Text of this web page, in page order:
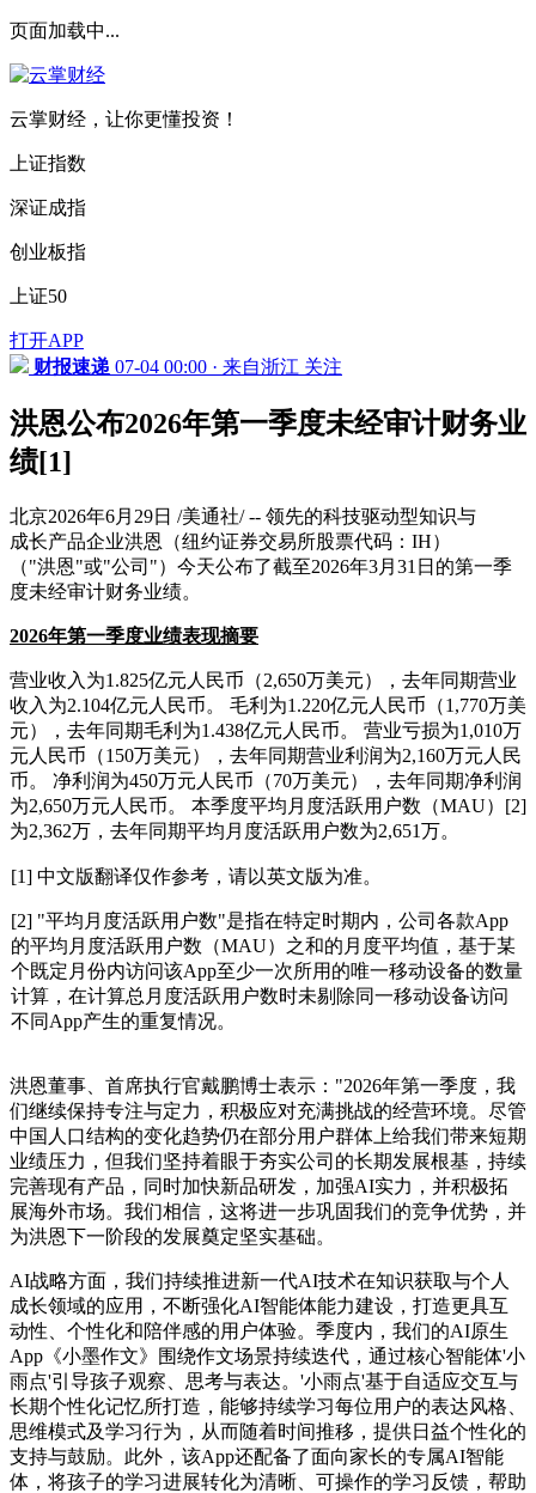
页面加载中...
云掌财经，让你更懂投资！
上证指数
深证成指
创业板指
上证50
打开APP
财报速递 07-04 00:00 · 来自浙江 关注
洪恩公布2026年第一季度未经审计财务业
绩[1]
北京2026年6月29日 /美通社/ -- 领先的科技驱动型知识与
成长产品企业洪恩（纽约证券交易所股票代码：IH）
（"洪恩"或"公司"）今天公布了截至2026年3月31日的第一季
度未经审计财务业绩。
2026年第一季度业绩表现摘要
营业收入为1.825亿元人民币（2,650万美元），去年同期营业
收入为2.104亿元人民币。 毛利为1.220亿元人民币（1,770万美
元），去年同期毛利为1.438亿元人民币。 营业亏损为1,010万
元人民币（150万美元），去年同期营业利润为2,160万元人民
币。 净利润为450万元人民币（70万美元），去年同期净利润
为2,650万元人民币。 本季度平均月度活跃用户数（MAU）[2]
为2,362万，去年同期平均月度活跃用户数为2,651万。
[1] 中文版翻译仅作参考，请以英文版为准。
[2] "平均月度活跃用户数"是指在特定时期内，公司各款App
的平均月度活跃用户数（MAU）之和的月度平均值，基于某
个既定月份内访问该App至少一次所用的唯一移动设备的数量
计算，在计算总月度活跃用户数时未剔除同一移动设备访问
不同App产生的重复情况。
洪恩董事、首席执行官戴鹏博士表示："2026年第一季度，我
们继续保持专注与定力，积极应对充满挑战的经营环境。尽管
中国人口结构的变化趋势仍在部分用户群体上给我们带来短期
业绩压力，但我们坚持着眼于夯实公司的长期发展根基，持续
完善现有产品，同时加快新品研发，加强AI实力，并积极拓
展海外市场。我们相信，这将进一步巩固我们的竞争优势，并
为洪恩下一阶段的发展奠定坚实基础。
AI战略方面，我们持续推进新一代AI技术在知识获取与个人
成长领域的应用，不断强化AI智能体能力建设，打造更具互
动性、个性化和陪伴感的用户体验。季度内，我们的AI原生
App《小墨作文》围绕作文场景持续迭代，通过核心智能体'小
雨点'引导孩子观察、思考与表达。'小雨点'基于自适应交互与
长期个性化记忆所打造，能够持续学习每位用户的表达风格、
思维模式及学习行为，从而随着时间推移，提供日益个性化的
支持与鼓励。此外，该App还配备了面向家长的专属AI智能
体，将孩子的学习进展转化为清晰、可操作的学习反馈，帮助